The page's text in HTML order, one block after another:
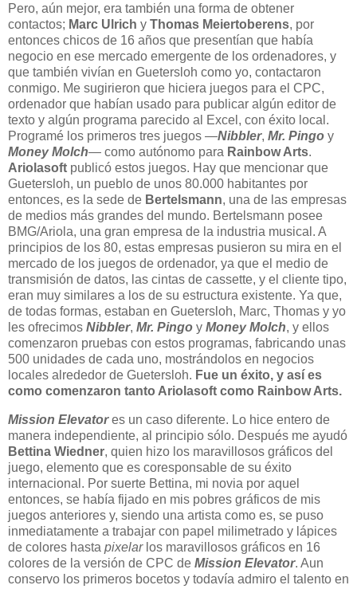
Pero, aún mejor, era también una forma de obtener
contactos; Marc Ulrich y Thomas Meiertoberens, por
entonces chicos de 16 años que presentían que había
negocio en ese mercado emergente de los ordenadores, y
que también vivían en Guetersloh como yo, contactaron
conmigo. Me sugirieron que hiciera juegos para el CPC,
ordenador que habían usado para publicar algún editor de
texto y algún programa parecido al Excel, con éxito local.
Programé los primeros tres juegos —Nibbler, Mr. Pingo y
Money Molch— como autónomo para Rainbow Arts.
Ariolasoft publicó estos juegos. Hay que mencionar que
Guetersloh, un pueblo de unos 80.000 habitantes por
entonces, es la sede de Bertelsmann, una de las empresas
de medios más grandes del mundo. Bertelsmann posee
BMG/Ariola, una gran empresa de la industria musical. A
principios de los 80, estas empresas pusieron su mira en el
mercado de los juegos de ordenador, ya que el medio de
transmisión de datos, las cintas de cassette, y el cliente tipo,
eran muy similares a los de su estructura existente. Ya que,
de todas formas, estaban en Guetersloh, Marc, Thomas y yo
les ofrecimos Nibbler, Mr. Pingo y Money Molch, y ellos
comenzaron pruebas con estos programas, fabricando unas
500 unidades de cada uno, mostrándolos en negocios
locales alrededor de Guetersloh. Fue un éxito, y así es
como comenzaron tanto Ariolasoft como Rainbow Arts.
Mission Elevatores un caso diferente. Lo hice entero de
manera independiente, al principio sólo. Después me ayudó
Bettina Wiedner, quien hizo los maravillosos gráficos del
juego, elemento que es coresponsable de su éxito
internacional. Por suerte Bettina, mi novia por aquel
entonces, se había fijado en mis pobres gráficos de mis
juegos anteriores y, siendo una artista como es, se puso
inmediatamente a trabajar con papel milimetrado y lápices
de colores hasta pixelarlos maravillosos gráficos en 16
colores de la versión de CPC de Mission Elevator. Aun
conservo los primeros bocetos y todavía admiro el talento en